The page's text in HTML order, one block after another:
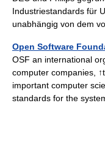
Industriestandards für
unabhängig von dem
Open Software
OSF an international
computer companies,
important computer
standards for the